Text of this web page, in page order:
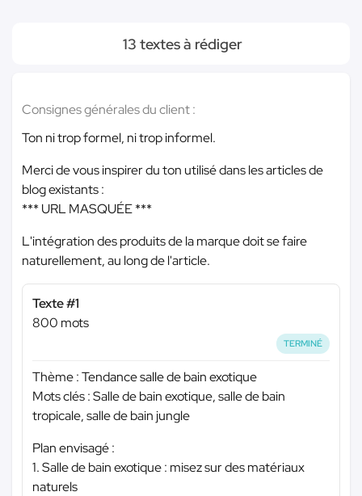
13 textes à rédiger
Consignes générales du client :
Ton ni trop formel, ni trop informel.
Merci de vous inspirer du ton utilisé dans les articles de
blog existants :
*** URL MASQUÉE ***
L'intégration des produits de la marque doit se faire
naturellement, au long de l'article.
Texte #1
800 mots
TERMINÉ
Thème : Tendance salle de bain exotique
Mots clés : Salle de bain exotique, salle de bain
tropicale, salle de bain jungle
Plan envisagé :
1. Salle de bain exotique : misez sur des matériaux
naturels